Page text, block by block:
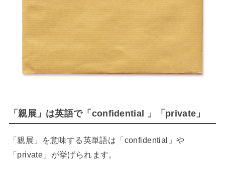
「親展」は英語で「confidential 」「private」
「親展」を意味する英単語は「confidential」や
「private」が挙げられます。